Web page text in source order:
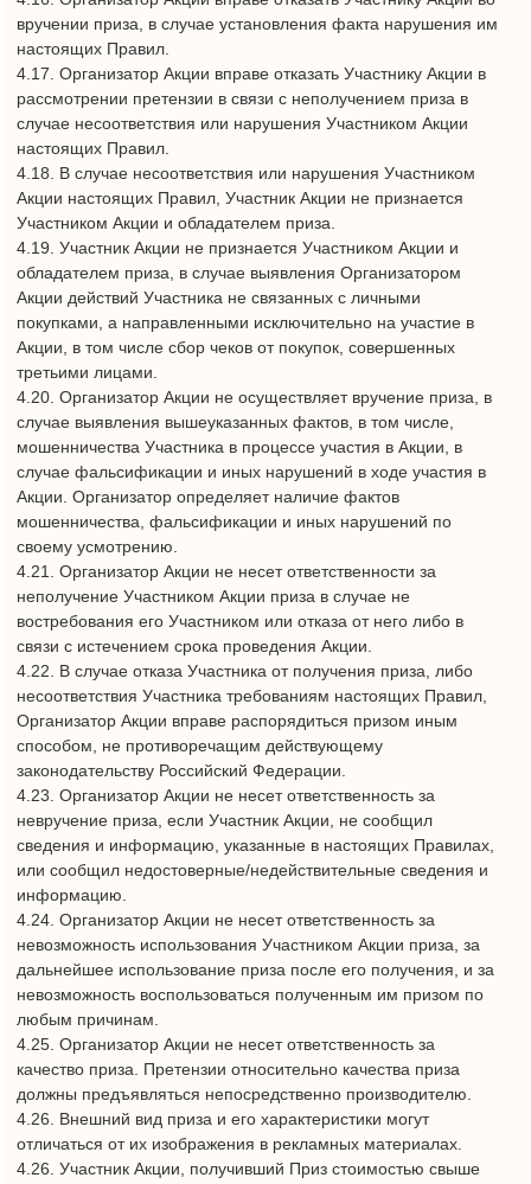
7. Порядок участия в Акции.
- с 09 августа 2025 года по 10 августа 2025 (включительно) с
13 часов 00 минут до 19 часов 00 минут в ТРЦ «Торговый
квартал», по адресу: Республика Татарстан, г. Набережные
Челны, пр. Мира, д. 3.
- с 16 августа 2025 года по 17 августа 2025 (включительно) с
13 часов 00 минут до 19 часов 00 минут в ТРЦ «Сити Молл»,
- с 23 августа 2025 года по 24 августа 2025 (включительно) с
13 часов 00 минут до 19 часов 00 минут в ТРЦ «Торговый
квартал», по адресу: Республика Татарстан, г. Набережные
- 30 августа 2025 года по 31 августа 2025 (включительно) с 13
часов 00 минут до 19 часов 00 минут в ТРЦ «Сити Молл», по
Чулман, 89/57
Участнику Акции необходимо:
кафе/ресторанах, расположенных в ТРЦ на сумму от 5 000
рублей;
- подойти на стойку проведения Акции;
при этом:
- за каждые 5000 рублей чека выдается 1 ключ;
- один чек может быть использован только один раз;
- количество чеков, зарегистрированных в акции – не
ограничено;
- в Акции участвуют только чеки, от покупок товаров на сумму
01 августа 2025 года по 19 часов 00 минут31 августа
2025 года включительно (по московскому времени)
- сохранить чек/чеки, использованные для участия в Акции, до
окончания Акции.
7.2. Сумма чеков из одной и/или
нескольких торговых точекмежду собойне суммируются;
доступной для прочтения следующая информация:
o наименование торговой точки;
o дата совершения покупки;
o сумма покупки в рублях.
Покупатель предъявляет кассовый чек.
Баллы начисляются от итоговой суммы чека, после учета
всех скидок и бонусов.
В Акции не принимают участия чеки банкоматов и оплаты
сотовой связи.,
7.3. В случае обнаружения факта несоответствия заявленной
пунктах 7.1. и 7.2. настоящих Правил, Организатор Акции
вправе отказать такому лицу в участии на любой стадии
7.4. Идентификация Участника Акции, осуществляется по
указанному при регистрации номеру мобильного телефона.
7.5. Полученные ключи участник обменять на Подарки,
Принять участие в акции один может не чаще 3 раз в сутки.
Количество подарков ограничено, подарки предоставляются
участнику Акции, имеющиеся в наличии у Организатора.
Изображение подарков, используемые в рекламных
материалах может отличаться от подарков, Организатора
Акции в реальности.